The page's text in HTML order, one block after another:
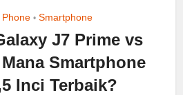
• Smartphone
J7 Prime vs
Smartphone
Inci Terbaik?